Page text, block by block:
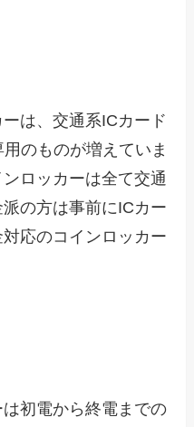
は、交通系ICカード
用のものが増えていま
ロッカーは全て交通
の方は事前にICカー
応のコインロッカー
初電から終電までの